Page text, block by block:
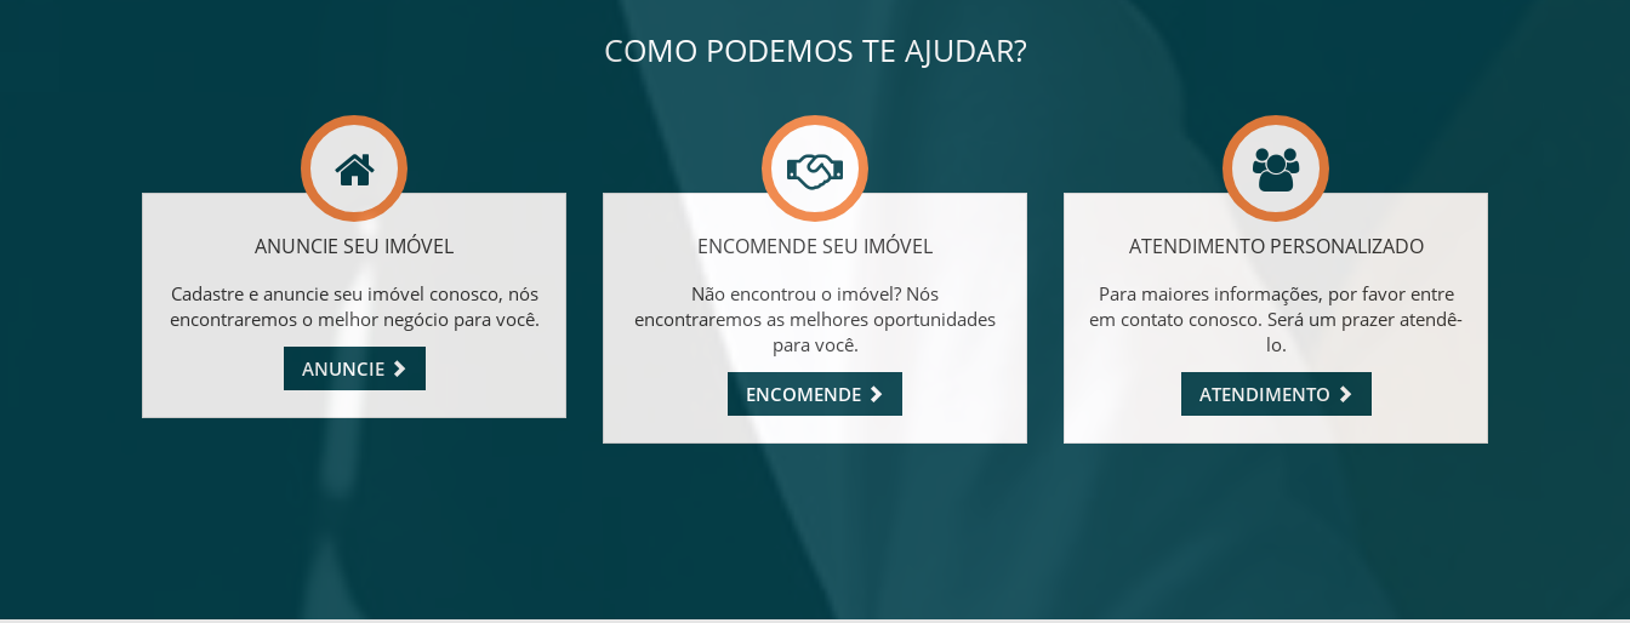
COMO PODEMOS TE AJUDAR?
ANUNCIE SEU IMÓVEL
Cadastre e anuncie seu imóvel conosco, nós
encontraremos o melhor negócio para você.
ANUNCIE
ENCOMENDE SEU IMÓVEL
Não encontrou o imóvel? Nós
encontraremos as melhores oportunidades
para você.
ENCOMENDE
ATENDIMENTO PERSONALIZADO
Para maiores informações, por favor entre
em contato conosco. Será um prazer atendê-
lo.
ATENDIMENTO